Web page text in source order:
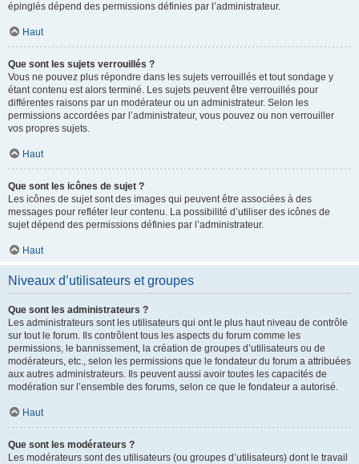
épinglés dépend des permissions définies par l’administrateur.
Haut
Que sont les sujets verrouillés ?
Vous ne pouvez plus répondre dans les sujets verrouillés et tout sondage y
étant contenu est alors terminé. Les sujets peuvent être verrouillés pour
différentes raisons par un modérateur ou un administrateur. Selon les
permissions accordées par l’administrateur, vous pouvez ou non verrouiller
vos propres sujets.
Haut
Que sont les icônes de sujet ?
Les icônes de sujet sont des images qui peuvent être associées à des
messages pour refléter leur contenu. La possibilité d’utiliser des icônes de
sujet dépend des permissions définies par l’administrateur.
Haut
Niveaux d’utilisateurs et groupes
Que sont les administrateurs ?
Les administrateurs sont les utilisateurs qui ont le plus haut niveau de contrôle
sur tout le forum. Ils contrôlent tous les aspects du forum comme les
permissions, le bannissement, la création de groupes d’utilisateurs ou de
modérateurs, etc., selon les permissions que le fondateur du forum a attribuées
aux autres administrateurs. Ils peuvent aussi avoir toutes les capacités de
modération sur l’ensemble des forums, selon ce que le fondateur a autorisé.
Haut
Que sont les modérateurs ?
Les modérateurs sont des utilisateurs (ou groupes d’utilisateurs) dont le travail